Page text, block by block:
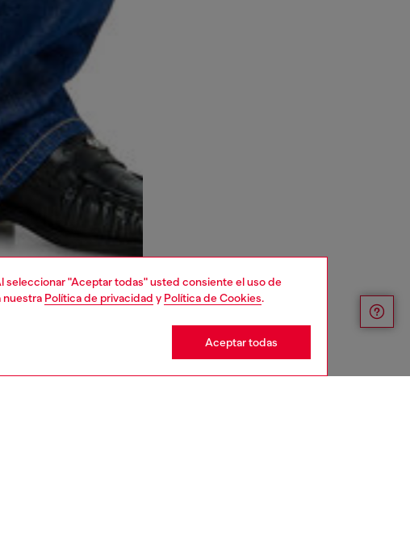
seleccionar "Aceptar todas" usted consiente el uso de
nuestra Política de privacidad y Política de Cookies.
Aceptar todas